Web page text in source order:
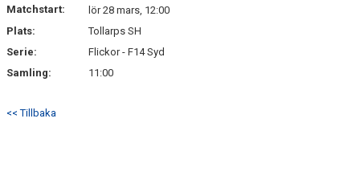
Matchstart:
lör 28 mars, 12:00
Plats:
Tollarps SH
Serie:
Flickor - F14 Syd
Samling:
11:00
<< Tillbaka